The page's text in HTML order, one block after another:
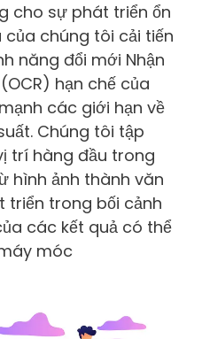
cho sự phát triển ổn
chúng tôi cải tiến
năng đổi mới Nhận
hạn chế của
các giới hạn về
Chúng tôi tập
trí hàng đầu trong
hình ảnh thành văn
triển trong bối cảnh
các kết quả có thể
móc